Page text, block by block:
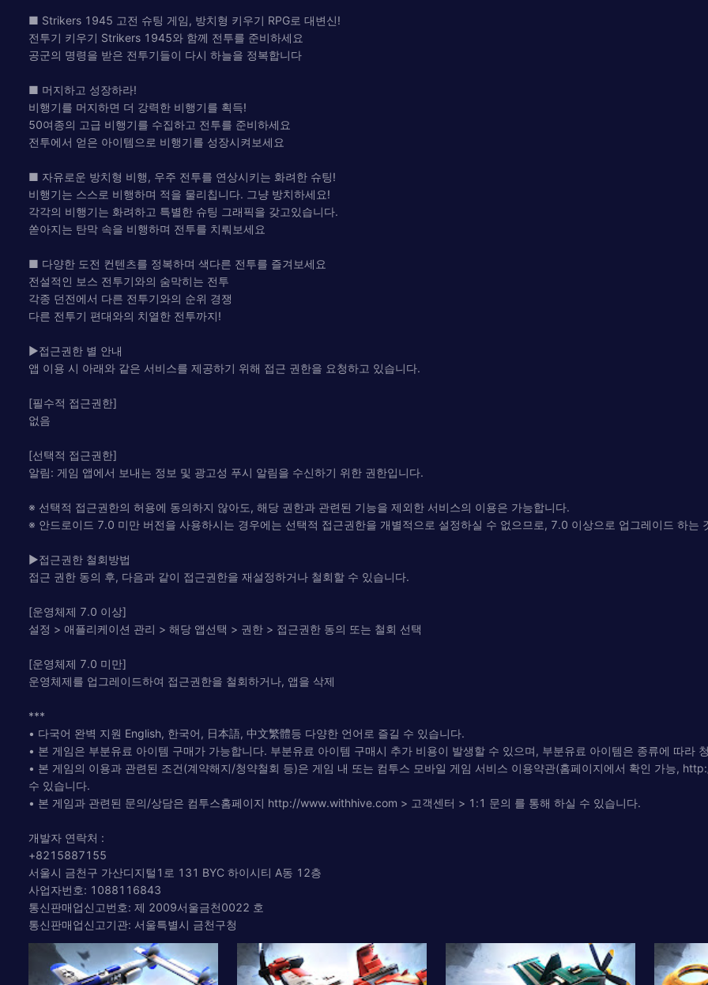
■ Strikers 1945 고전 슈팅 게임, 방치형 키우기 RPG로 대변신!
전투기 키우기 Strikers 1945와 함께 전투를 준비하세요
공군의 명령을 받은 전투기들이 다시 하늘을 정복합니다
■ 머지하고 성장하라!
비행기를 머지하면 더 강력한 비행기를 획득!
50여종의 고급 비행기를 수집하고 전투를 준비하세요
전투에서 얻은 아이템으로 비행기를 성장시켜보세요
■ 자유로운 방치형 비행, 우주 전투를 연상시키는 화려한 슈팅!
비행기는 스스로 비행하며 적을 물리칩니다. 그냥 방치하세요!
각각의 비행기는 화려하고 특별한 슈팅 그래픽을 갖고있습니다.
쏟아지는 탄막 속을 비행하며 전투를 치뤄보세요
■ 다양한 도전 컨텐츠를 정복하며 색다른 전투를 즐겨보세요
전설적인 보스 전투기와의 숨막히는 전투
각종 던전에서 다른 전투기와의 순위 경쟁
다른 전투기 편대와의 치열한 전투까지!
▶접근권한 별 안내
앱 이용 시 아래와 같은 서비스를 제공하기 위해 접근 권한을 요청하고 있습니다.
[필수적 접근권한]
없음
[선택적 접근권한]
알림: 게임 앱에서 보내는 정보 및 광고성 푸시 알림을 수신하기 위한 권한입니다.
※ 선택적 접근권한의 허용에 동의하지 않아도, 해당 권한과 관련된 기능을 제외한 서비스의 이용은 가능합니다.
※ 안드로이드 7.0 미만 버전을 사용하시는 경우에는 선택적 접근권한을 개별적으로 설정하실 수 없으므로, 7.0 이상으로 업그레이드 하는
▶접근권한 철회방법
접근 권한 동의 후, 다음과 같이 접근권한을 재설정하거나 철회할 수 있습니다.
[운영체제 7.0 이상]
설정 > 애플리케이션 관리 > 해당 앱선택 > 권한 > 접근권한 동의 또는 철회 선택
[운영체제 7.0 미만]
운영체제를 업그레이드하여 접근권한을 철회하거나, 앱을 삭제
***
• 다국어 완벽 지원 English, 한국어, 日本語, 中文繁體등 다양한 언어로 즐길 수 있습니다.
• 본 게임은 부분유료 아이템 구매가 가능합니다. 부분유료 아이템 구매시 추가 비용이 발생할 수 있으며, 부분유료 아이템은 종류에 따라
• 본 게임의 이용과 관련된 조건(계약해지/청약철회 등)은 게임 내 또는 컴투스 모바일 게임 서비스 이용약관(홈페이지에서 확인 가능,
수 있습니다.
• 본 게임과 관련된 문의/상담은 컴투스홈페이지 http://www.withhive.com > 고객센터 > 1:1 문의 를 통해 하실 수 있습니다.
개발자 연락처 :
+8215887155
서울시 금천구 가산디지털1로 131 BYC 하이시티 A동 12층
사업자번호: 1088116843
통신판매업신고번호: 제 2009서울금천0022 호
통신판매업신고기관: 서울특별시 금천구청